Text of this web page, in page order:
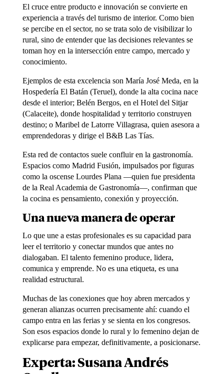
El cruce entre producto e innovación se convierte en
experiencia a través del turismo de interior. Como bien
se percibe en el sector, no se trata solo de visibilizar lo
rural, sino de entender que las decisiones relevantes se
toman hoy en la intersección entre campo, mercado y
conocimiento.
Ejemplos de esta excelencia son María José Meda, en la
Hospedería El Batán (Teruel), donde la alta cocina nace
desde el interior; Belén Bergos, en el Hotel del Sitjar
(Calaceite), donde hospitalidad y territorio construyen
destino; o Maribel de Latorre Villagrasa, quien asesora a
emprendedoras y dirige el B&B Las Tías.
Esta red de contactos suele confluir en la gastronomía.
Espacios como Madrid Fusión, impulsados por figuras
como la oscense Lourdes Plana —quien fue presidenta
de la Real Academia de Gastronomía—, confirman que
la cocina es pensamiento, conexión y proyección.
Una nueva manera de operar
Lo que une a estas profesionales es su capacidad para
leer el territorio y conectar mundos que antes no
dialogaban. El talento femenino produce, lidera,
comunica y emprende. No es una etiqueta, es una
realidad estructural.
Muchas de las conexiones que hoy abren mercados y
generan alianzas ocurren precisamente ahí: cuando el
campo entra en las ferias y se sienta en los congresos.
Son esos espacios donde lo rural y lo femenino dejan de
explicarse para empezar, definitivamente, a posicionarse.
Experta: Susana Andrés